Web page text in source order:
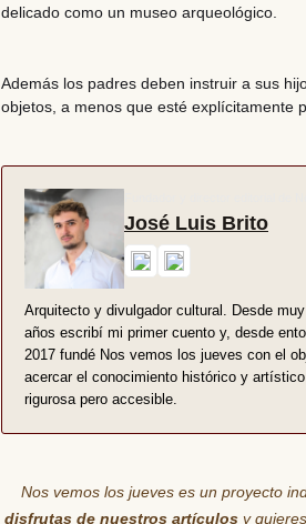
delicado como un museo arqueológico.
Además los padres deben instruir a sus
objetos , a menos que esté explícitamente
José Luis Brito
Arquitecto y divulgador cultural. Desde
años escribí mi primer cuento y, desde
2017 fundé Nos vemos los jueves con el
acercar el conocimiento histórico y
rigurosa pero accesible.
Nos vemos los jueves es un proyecto
disfrutas de nuestros artículosy